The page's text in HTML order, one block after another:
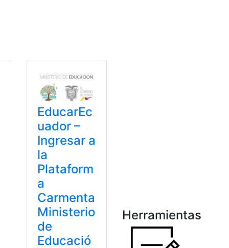
EducarEc
uador –
Ingresar a
la
Plataform
a
Carmenta
Ministerio
de
Educació
Herramientas